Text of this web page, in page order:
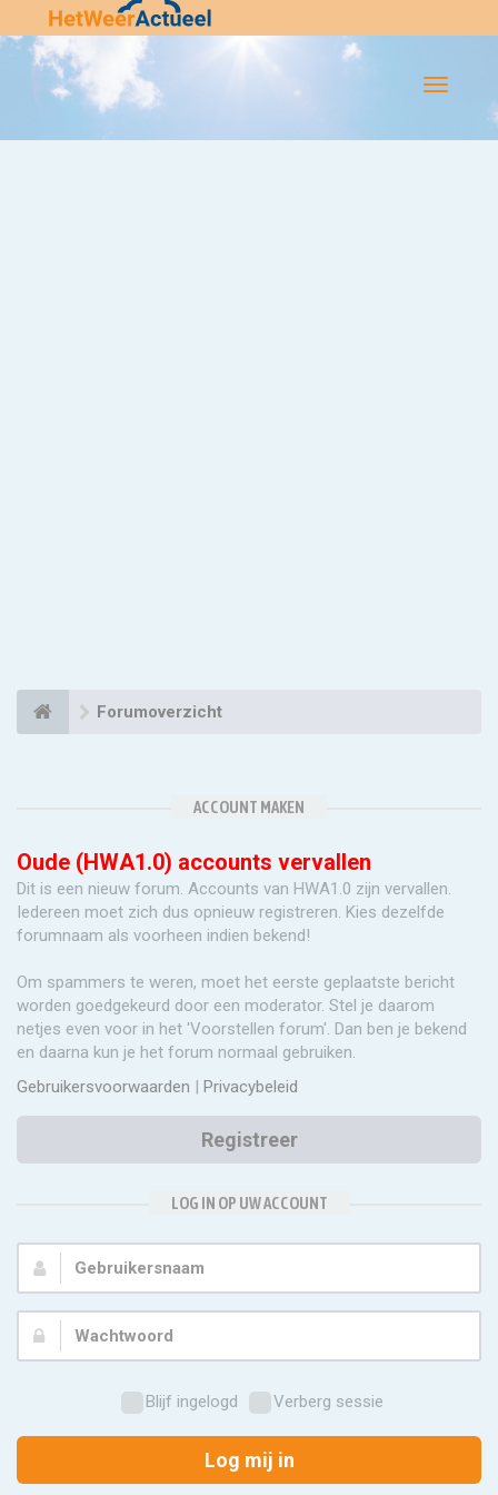
Flip-
Forumoverzicht
ACCOUNT MAKEN
Oude (HWA1.0) accounts vervallen
Dit is een nieuw forum. Accounts van HWA1.0 zijn vervallen.
Iedereen moet zich dus opnieuw registreren. Kies dezelfde
forumnaam als voorheen indien bekend!
Om spammers te weren, moet het eerste geplaatste bericht
worden goedgekeurd door een moderator. Stel je daarom
netjes even voor in het 'Voorstellen forum'. Dan ben je bekend
en daarna kun je het forum normaal gebruiken.
Gebruikersvoorwaarden | Privacybeleid
Registreer
LOG IN OP UW ACCOUNT
Gebruikersnaam:
Wachtwoord:
Blijf ingelogd Verberg sessie
Log mij in